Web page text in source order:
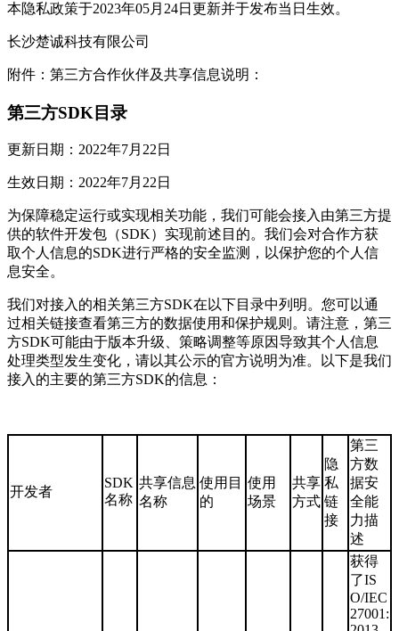
本隐私政策于2023年05月24日更新并于发布当日生效。
长沙楚诚科技有限公司
附件：第三方合作伙伴及共享信息说明：
第三方SDK目录
更新日期：2022年7月22日
生效日期：2022年7月22日
为保障稳定运行或实现相关功能，我们可能会接入由第三方提
供的软件开发包（SDK）实现前述目的。我们会对合作方获
取个人信息的SDK进行严格的安全监测，以保护您的个人信
息安全。
我们对接入的相关第三方SDK在以下目录中列明。您可以通
过相关链接查看第三方的数据使用和保护规则。请注意，第三
方SDK可能由于版本升级、策略调整等原因导致其个人信息
处理类型发生变化，请以其公示的官方说明为准。以下是我们
接入的主要的第三方SDK的信息：
开发者
SDK
名称
共享信息
名称
使用目
的
使用
场景
共享
方式
隐
私
链
接
第三
方数
据安
全能
力描
述
获得
了IS
O/IEC
27001: